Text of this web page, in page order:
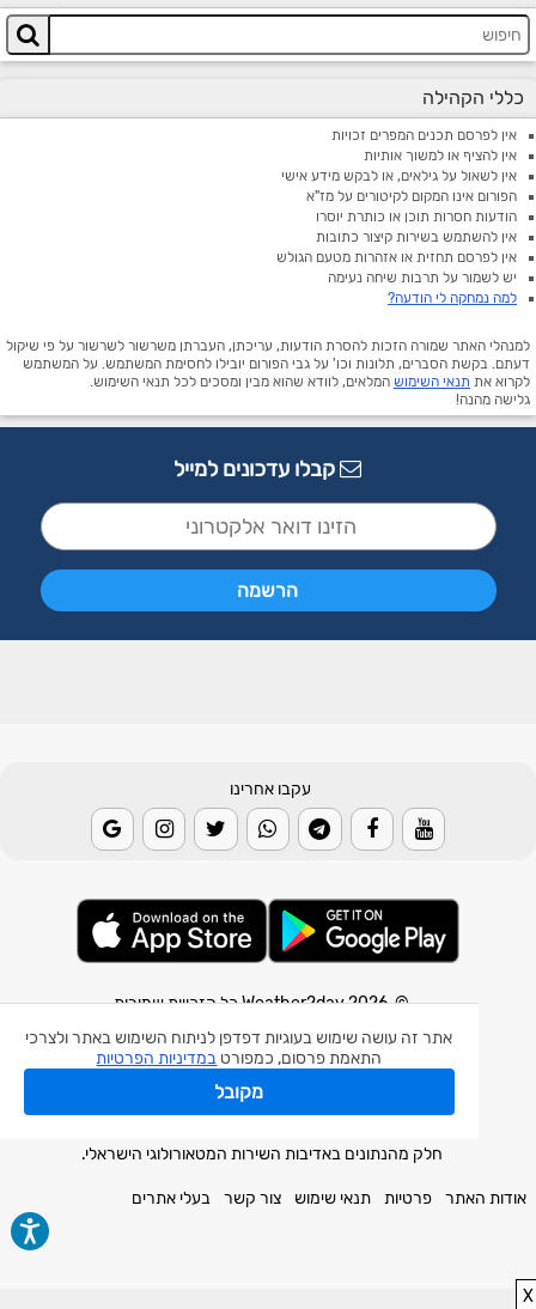
אתר זה עושה שימוש בעוגיות דפדפן לניתוח השימוש באתר ולצרכי
התאמת פרסום, כמפורט במדיניות הפרטיות
מקובל
X
כללי הקהילה
אין לפרסם תכנים המפרים זכויות
אין להציף או למשוך אותיות
אין לשאול על גילאים, או לבקש מידע אישי
הפורום אינו המקום לקיטורים על מז"א
הודעות חסרות תוכן או כותרת יוסרו
אין להשתמש בשירות קיצור כתובות
אין לפרסם תחזית או אזהרות מטעם הגולש
יש לשמור על תרבות שיחה נעימה
למה נמחקה לי הודעה?
למנהלי האתר שמורה הזכות להסרת הודעות, עריכתן, העברתן משרשור לשרשור על פי שיקול
דעתם. בקשת הסברים, תלונות וכו' על גבי הפורום יובילו לחסימת המשתמש. על המשתמש
לקרוא את תנאי השימוש המלאים, לוודא שהוא מבין ומסכים לכל תנאי השימוש.
גלישה מהנה!
קבלו עדכונים למייל
עקבו אחרינו
© 2026 Weather2day כל הזכויות שמורות
אפליקצית מזג אוויר
אפליקצית מכ"ם גשם
חלק מהנתונים באדיבות השירות המטאורולוגי הישראלי.
אודות האתר פרטיות תנאי שימוש צור קשר בעלי אתרים